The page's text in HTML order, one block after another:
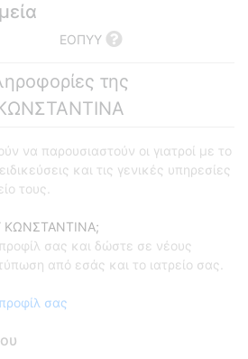
ΕΟΠΥΥ
της
να παρουσιαστούν οι γιατροί με το
και τις γενικές υπηρεσίες
τους.
ΚΩΝΣΤΑΝΤΙΝΑ;
σας και δώστε σε νέους
από εσάς και το ιατρείο σας.
σας